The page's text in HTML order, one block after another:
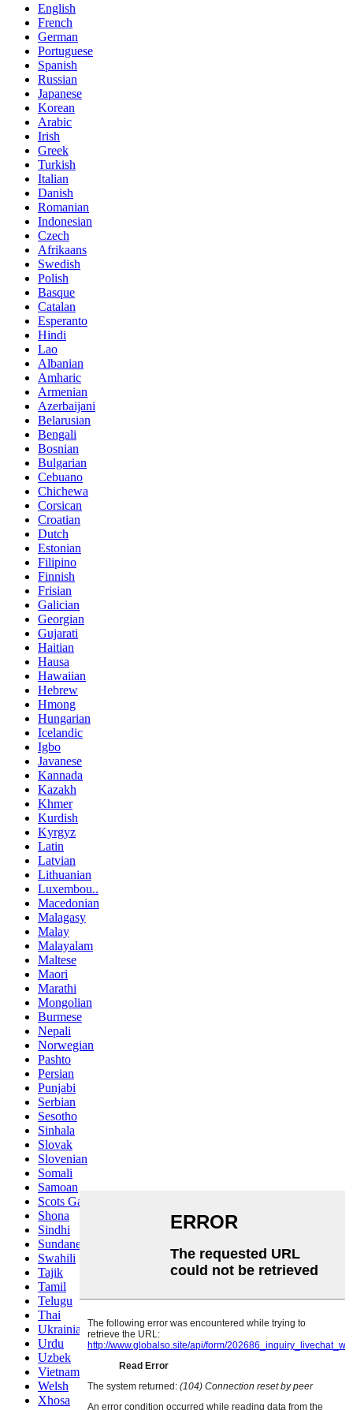
English
French
German
Portuguese
Spanish
Russian
Japanese
Korean
Arabic
Irish
Greek
Turkish
Italian
Danish
Romanian
Indonesian
Czech
Afrikaans
Swedish
Polish
Basque
Catalan
Esperanto
Hindi
Lao
Albanian
Amharic
Armenian
Azerbaijani
Belarusian
Bengali
Bosnian
Bulgarian
Cebuano
Chichewa
Corsican
Croatian
Dutch
Estonian
Filipino
Finnish
Frisian
Galician
Georgian
Gujarati
Haitian
Hausa
Hawaiian
Hebrew
Hmong
Hungarian
Icelandic
Igbo
Javanese
Kannada
Kazakh
Khmer
Kurdish
Kyrgyz
Latin
Latvian
Lithuanian
Luxembou..
Macedonian
Malagasy
Malay
Malayalam
Maltese
Maori
Marathi
Mongolian
Burmese
Nepali
Norwegian
Pashto
Persian
Punjabi
Serbian
Sesotho
Sinhala
Slovak
Slovenian
Somali
Samoan
Scots Gaelic
Shona
Sindhi
Sundanese
Swahili
Tajik
Tamil
Telugu
Thai
Ukrainian
Urdu
Uzbek
Vietnamese
Welsh
Xhosa